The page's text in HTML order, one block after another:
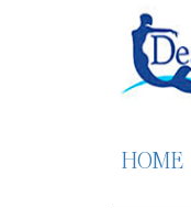
HOME